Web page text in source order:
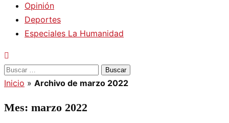
Opinión
Deportes
Especiales La Humanidad
Buscar:
Inicio » Archivo de marzo 2022
Mes: marzo 2022